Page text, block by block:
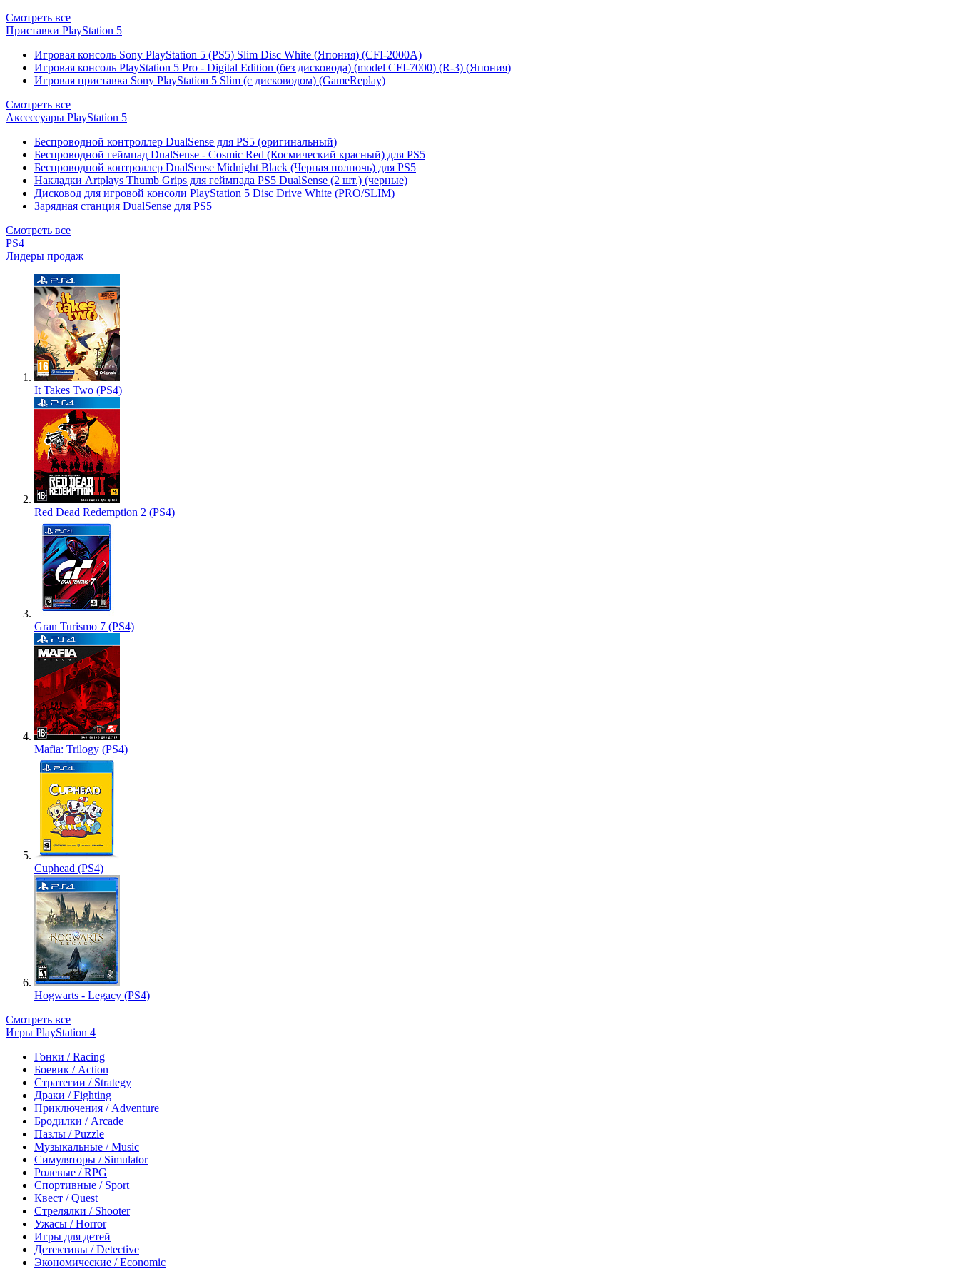
Смотреть все
Приставки PlayStation 5
Игровая консоль Sony PlayStation 5 (PS5) Slim Disc White (Япония) (CFI-2000A)
Игровая консоль PlayStation 5 Pro - Digital Edition (без дисковода) (model CFI-7000) (R-3) (Япония)
Игровая приставка Sony PlayStation 5 Slim (с дисководом) (GameReplay)
Смотреть все
Аксессуары PlayStation 5
Беспроводной контроллер DualSense для PS5 (оригинальный)
Беспроводной геймпад DualSense - Cosmic Red (Космический красный) для PS5
Беспроводной контроллер DualSense Midnight Black (Черная полночь) для PS5
Накладки Artplays Thumb Grips для геймпада PS5 DualSense (2 шт.) (черные)
Дисковод для игровой консоли PlayStation 5 Disc Drive White (PRO/SLIM)
Зарядная станция DualSense для PS5
Смотреть все
PS4
Лидеры продаж
It Takes Two (PS4)
Red Dead Redemption 2 (PS4)
Gran Turismo 7 (PS4)
Mafia: Trilogy (PS4)
Cuphead (PS4)
Hogwarts - Legacy (PS4)
Смотреть все
Игры PlayStation 4
Гонки / Racing
Боевик / Action
Стратегии / Strategy
Драки / Fighting
Приключения / Adventure
Бродилки / Arcade
Пазлы / Puzzle
Музыкальные / Music
Симуляторы / Simulator
Ролевые / RPG
Спортивные / Sport
Квест / Quest
Стрелялки / Shooter
Ужасы / Horror
Игры для детей
Детективы / Detective
Экономические / Economic